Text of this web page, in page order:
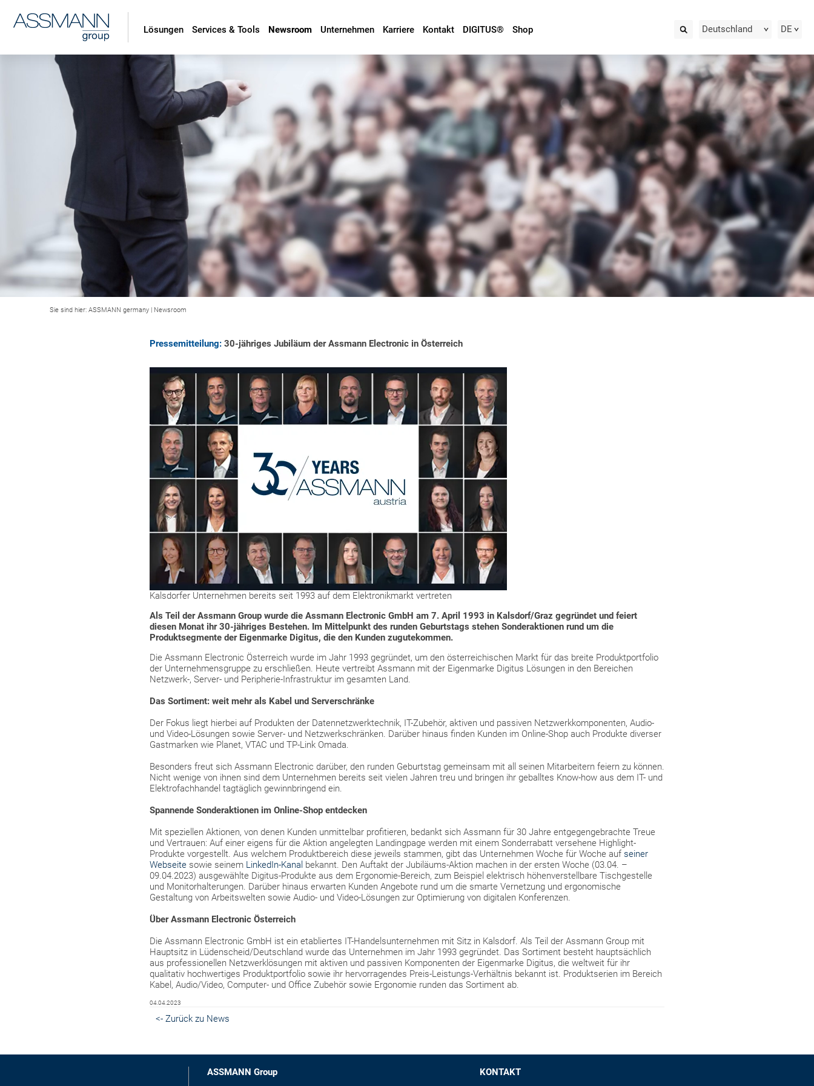
Deutschland DE
Lösungen Services & Tools Newsroom Unternehmen Karriere Kontakt DIGITUS® Shop
Sie sind hier: ASSMANN germany | Newsroom
Pressemitteilung: 30-jähriges Jubiläum der Assmann Electronic in Österreich
Kalsdorfer Unternehmen bereits seit 1993 auf dem Elektronikmarkt vertreten
Als Teil der Assmann Group wurde die Assmann Electronic GmbH am 7. April 1993 in Kalsdorf/Graz gegründet und feiert
diesen Monat ihr 30-jähriges Bestehen. Im Mittelpunkt des runden Geburtstags stehen Sonderaktionen rund um die
Produktsegmente der Eigenmarke Digitus, die den Kunden zugutekommen.
Die Assmann Electronic Österreich wurde im Jahr 1993 gegründet, um den österreichischen Markt für das breite Produktportfolio
der Unternehmensgruppe zu erschließen. Heute vertreibt Assmann mit der Eigenmarke Digitus Lösungen in den Bereichen
Netzwerk-, Server- und Peripherie-Infrastruktur im gesamten Land.
Das Sortiment: weit mehr als Kabel und Serverschränke
Der Fokus liegt hierbei auf Produkten der Datennetzwerktechnik, IT-Zubehör, aktiven und passiven Netzwerkkomponenten, Audio-
und Video-Lösungen sowie Server- und Netzwerkschränken. Darüber hinaus finden Kunden im Online-Shop auch Produkte diverser
Gastmarken wie Planet, VTAC und TP-Link Omada.
Besonders freut sich Assmann Electronic darüber, den runden Geburtstag gemeinsam mit all seinen Mitarbeitern feiern zu können.
Nicht wenige von ihnen sind dem Unternehmen bereits seit vielen Jahren treu und bringen ihr geballtes Know-how aus dem IT- und
Elektrofachhandel tagtäglich gewinnbringend ein.
Spannende Sonderaktionen im Online-Shop entdecken
Mit speziellen Aktionen, von denen Kunden unmittelbar profitieren, bedankt sich Assmann für 30 Jahre entgegengebrachte Treue
und Vertrauen: Auf einer eigens für die Aktion angelegten Landingpage werden mit einem Sonderrabatt versehene Highlight-
Produkte vorgestellt. Aus welchem Produktbereich diese jeweils stammen, gibt das Unternehmen Woche für Woche auf seiner
Webseite sowie seinem LinkedIn-Kanal bekannt. Den Auftakt der Jubiläums-Aktion machen in der ersten Woche (03.04. –
09.04.2023) ausgewählte Digitus-Produkte aus dem Ergonomie-Bereich, zum Beispiel elektrisch höhenverstellbare Tischgestelle
und Monitorhalterungen. Darüber hinaus erwarten Kunden Angebote rund um die smarte Vernetzung und ergonomische
Gestaltung von Arbeitswelten sowie Audio- und Video-Lösungen zur Optimierung von digitalen Konferenzen.
Über Assmann Electronic Österreich
Die Assmann Electronic GmbH ist ein etabliertes IT-Handelsunternehmen mit Sitz in Kalsdorf. Als Teil der Assmann Group mit
Hauptsitz in Lüdenscheid/Deutschland wurde das Unternehmen im Jahr 1993 gegründet. Das Sortiment besteht hauptsächlich
aus professionellen Netzwerklösungen mit aktiven und passiven Komponenten der Eigenmarke Digitus, die weltweit für ihr
qualitativ hochwertiges Produktportfolio sowie ihr hervorragendes Preis-Leistungs-Verhältnis bekannt ist. Produktserien im Bereich
Kabel, Audio/Video, Computer- und Office Zubehör sowie Ergonomie runden das Sortiment ab.
04.04.2023
<- Zurück zu News
ASSMANN Group KONTAKT